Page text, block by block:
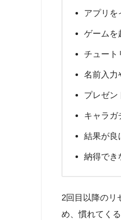
アプリを
ゲームを
チュート
名前入力
プレゼン
キャラガ
結果が良
納得でき
2回目以降のリ
め、慣れてく